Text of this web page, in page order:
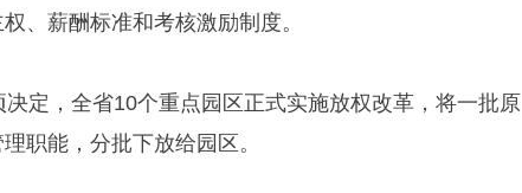
、薪酬标准和考核激励制度。
定，全省10个重点园区正式实施放权改革，将一批原
职能，分批下放给园区。